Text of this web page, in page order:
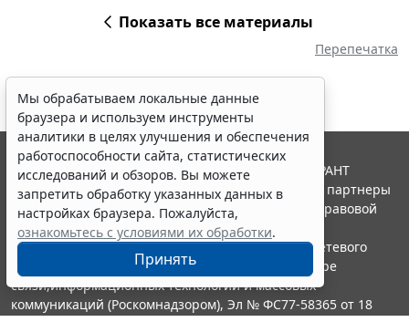
Показать все материалы
Перепечатка
Мы обрабатываем локальные данные
браузера и используем инструменты
аналитики в целях улучшения и обеспечения
работоспособности сайта, статистических
исследований и обзоров. Вы можете
запретить обработку указанных данных в
настройках браузера. Пожалуйста,
ознакомьтесь с условиями их обработки.
Принять
© ООО "НПП "ГАРАНТ-СЕРВИС", 2026. Система ГАРАНТ
выпускается с 1990 года. Компания "Гарант" и ее партнеры
являются участниками Российской ассоциации правовой
информации ГАРАНТ.
Портал ГАРАНТ.РУ зарегистрирован в качестве сетевого
издания Федеральной службой по надзору в сфере
связи,информационных технологий и массовых
коммуникаций (Роскомнадзором), Эл № ФС77-58365 от 18